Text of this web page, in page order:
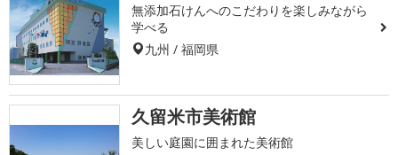
無添加石けんへのこだわりを楽しみながら
学べる
九州 / 福岡県
久留米市美術館
美しい庭園に囲まれた美術館